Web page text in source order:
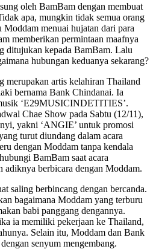
oleh BamBam dengan membuat
apa, mungkin tidak semua orang
Moddam menuai hujatan dari para
memberikan permintaan maafnya
ditujukan kepada BamBam. Lalu
hubungan keduanya sekarang?
artis kelahiran Thailand
bernama Bank Chindanai. Ia
‘E29MUSICINDETITIES’.
Chae Show pada Sabtu (12/11),
yakni ‘ANGIE’ untuk promosi
turut diundang dalam acara
dengan Moddam tanpa kendala
BamBam saat acara
adiknya berbicara dengan Moddam.
saling berbincang dengan bercanda.
bagaimana Moddam yang terburu
babi panggang dengannya.
ia memiliki pekerjaan ke Thailand,
Selain itu, Moddam dan Bank
senyum mengembang.